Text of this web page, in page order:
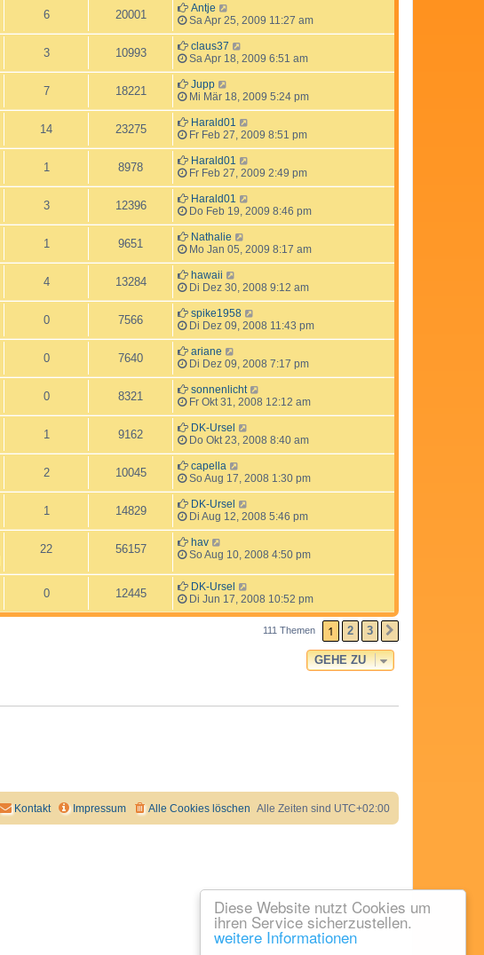
Diese Website nutzt Cookies um
ihren Service sicherzustellen.
weitere Informationen
6 20001
Antje
Sa Apr 25, 2009 11:27 am
3 10993
claus37
Sa Apr 18, 2009 6:51 am
7 18221
Jupp
Mi Mär 18, 2009 5:24 pm
14 23275
Harald01
Fr Feb 27, 2009 8:51 pm
1 8978
Harald01
Fr Feb 27, 2009 2:49 pm
3 12396
Harald01
Do Feb 19, 2009 8:46 pm
1 9651
Nathalie
Mo Jan 05, 2009 8:17 am
4 13284
hawaii
Di Dez 30, 2008 9:12 am
0 7566
spike1958
Di Dez 09, 2008 11:43 pm
0 7640
ariane
Di Dez 09, 2008 7:17 pm
0 8321
sonnenlicht
Fr Okt 31, 2008 12:12 am
1 9162
DK-Ursel
Do Okt 23, 2008 8:40 am
2 10045
capella
So Aug 17, 2008 1:30 pm
1 14829
DK-Ursel
Di Aug 12, 2008 5:46 pm
22 56157
hav
So Aug 10, 2008 4:50 pm
0 12445
DK-Ursel
Di Jun 17, 2008 10:52 pm
111 Themen 1 2 3
GEHE ZU
Alle Zeiten sind UTC+02:00
Alle Cookies löschen
Impressum
Kontakt